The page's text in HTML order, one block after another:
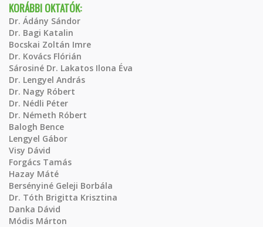
KORÁBBI OKTATÓK:
Dr. Ádány Sándor
Dr. Bagi Katalin
Bocskai Zoltán Imre
Dr. Kovács Flórián
Sárosiné Dr. Lakatos Ilona Éva
Dr. Lengyel András
Dr. Nagy Róbert
Dr. Nédli Péter
Dr. Németh Róbert
Balogh Bence
Lengyel Gábor
Visy Dávid
Forgács Tamás
Hazay Máté
Bersényiné Geleji Borbála
Dr. Tóth Brigitta Krisztina
Danka Dávid
Módis Márton